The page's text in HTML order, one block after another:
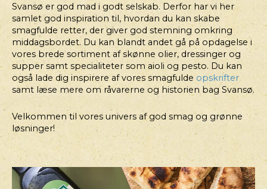
Svansø er god mad i godt selskab. Derfor har vi her
samlet god inspiration til, hvordan du kan skabe
smagfulde retter, der giver god stemning omkring
middagsbordet. Du kan blandt andet gå på opdagelse i
vores brede sortiment af skønne olier, dressinger og
supper samt specialiteter som aioli og pesto. Du kan
også lade dig inspirere af vores smagfulde opskrifter
samt læse mere om råvarerne og historien bag Svansø.
Velkommen til vores univers af god smag og grønne
løsninger!